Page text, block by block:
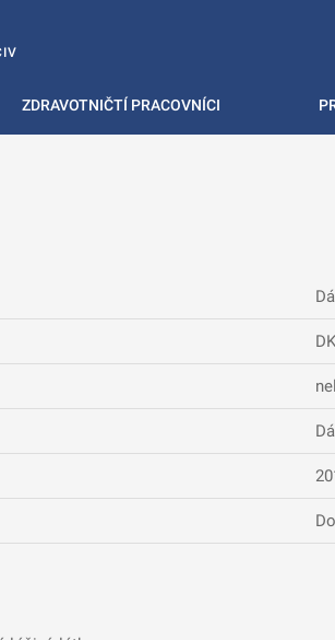
ZDRAVOTNIČTÍ PRACOVNÍCI